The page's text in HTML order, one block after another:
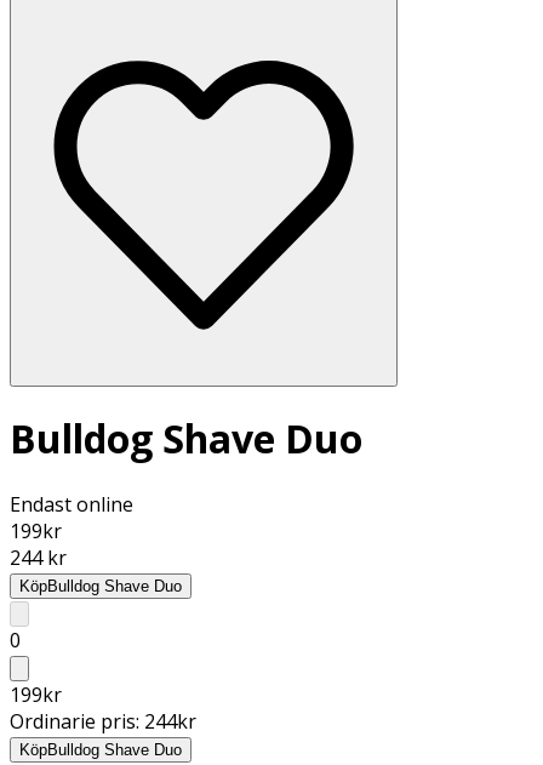
Bulldog Shave Duo
Endast online
199kr
244 kr
KöpBulldog Shave Duo
0
199kr
Ordinarie pris: 244kr
KöpBulldog Shave Duo